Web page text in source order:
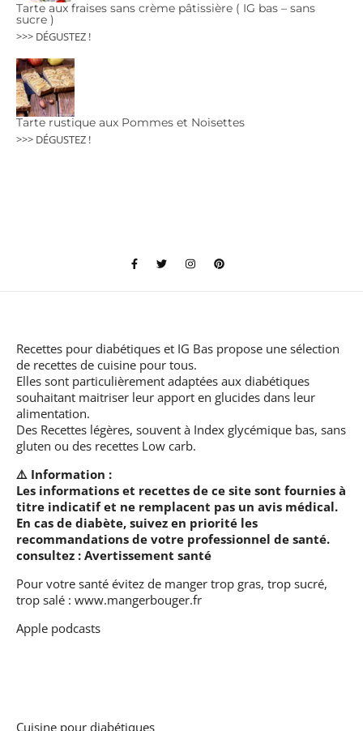
Tarte aux fraises sans crème pâtissière ( IG bas – sans
sucre )
>>> DÉGUSTEZ !
Tarte rustique aux Pommes et Noisettes
>>> DÉGUSTEZ !
Recettes pour diabétiques et IG Bas propose une sélection
de recettes de cuisine pour tous.
Elles sont particulièrement adaptées aux diabétiques
souhaitant maitriser leur apport en glucides dans leur
alimentation.
Des Recettes légères, souvent à Index glycémique bas, sans
gluten ou des recettes Low carb.
⚠️ Information :
Les informations et recettes de ce site sont fournies à
titre indicatif et ne remplacent pas un avis médical.
En cas de diabète, suivez en priorité les
recommandations de votre professionnel de santé.
consultez : Avertissement santé
Pour votre santé évitez de manger trop gras, trop sucré,
trop salé : www.mangerbouger.fr
Apple podcasts
Cuisine pour diabétiques